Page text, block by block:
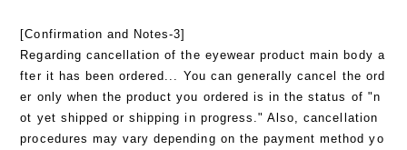
[Confirmation and Notes-3]
Regarding cancellation of the eyewear product main body a
fter it has been ordered... You can generally cancel the ord
er only when the product you ordered is in the status of "n
ot yet shipped or shipping in progress." Also, cancellation
procedures may vary depending on the payment method yo